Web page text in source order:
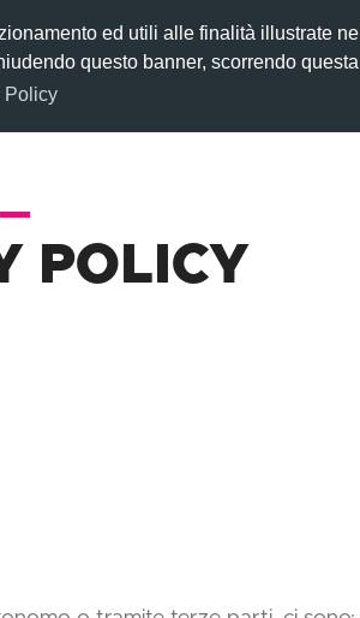
FUNZIONI FAQ BLOG
POLICY
ed utili alle finalità illustrate
questo banner, scorrendo
Policy